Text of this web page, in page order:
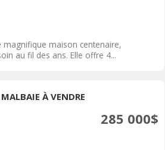
magnifique maison centenaire,
au fil des ans. Elle offre 4...
À VENDRE
285 000$